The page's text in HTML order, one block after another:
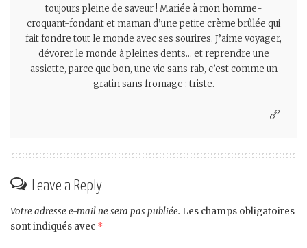
toujours pleine de saveur ! Mariée à mon homme-
croquant-fondant et maman d’une petite crème brûlée qui
fait fondre tout le monde avec ses sourires. J’aime voyager,
dévorer le monde à pleines dents… et reprendre une
assiette, parce que bon, une vie sans rab, c’est comme un
gratin sans fromage : triste.
Leave a Reply
Votre adresse e-mail ne sera pas publiée. Les champs obligatoires
sont indiqués avec *